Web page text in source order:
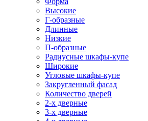
Высокие
Г-образные
Длинные
Низкие
П-образные
Радиусные шкафы-купе
Широкие
Угловые шкафы-купе
Закругленный фасад
Количество дверей
2-х дверные
3-х дверные